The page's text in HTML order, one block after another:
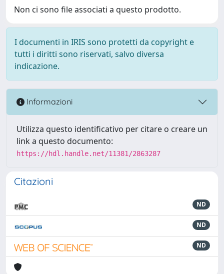
Non ci sono file associati a questo prodotto.
I documenti in IRIS sono protetti da copyright e
tutti i diritti sono riservati, salvo diversa
indicazione.
Informazioni
Utilizza questo identificativo per citare o creare un
link a questo documento:
https://hdl.handle.net/11381/2863287
Citazioni
ND
ND
ND